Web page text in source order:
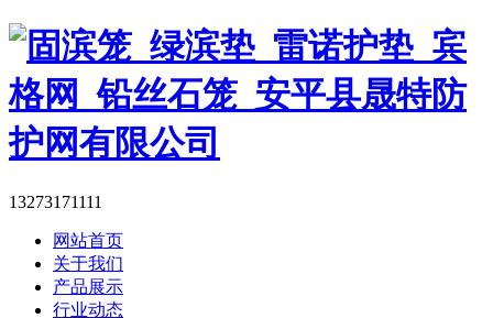
13273171111
网站首页
关于我们
产品展示
行业动态